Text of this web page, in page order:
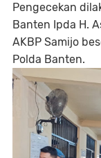
Pengecekan
Banten Ipda H.
AKBP Samijo
Polda Banten.